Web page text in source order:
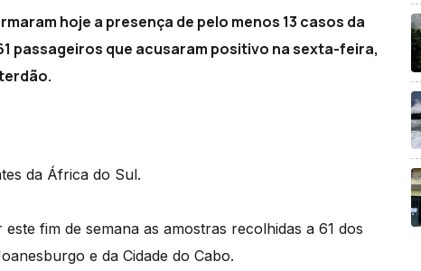
hoje a presença de pelo menos 13 casos da
passageiros que acusaram positivo na sexta-feira,
da África do Sul.
fim de semana as amostras recolhidas a 61 dos
e da Cidade do Cabo.